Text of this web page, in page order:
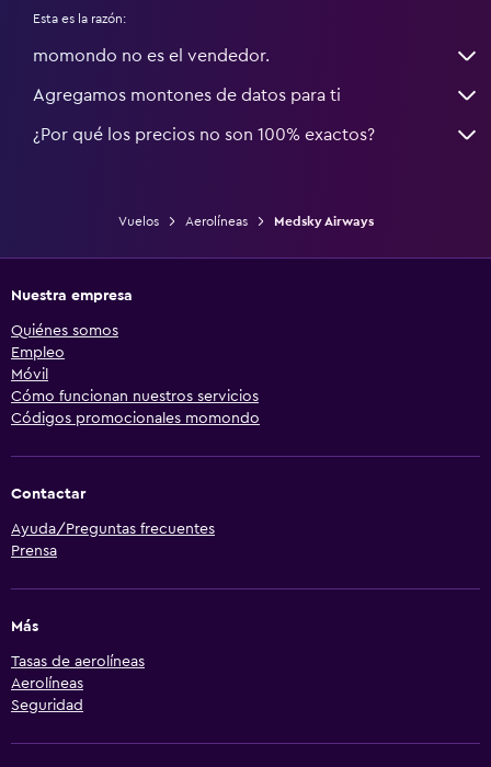
Esta es la razón:
momondo no es el vendedor.
Agregamos montones de datos para ti
¿Por qué los precios no son 100% exactos?
Vuelos Aerolíneas Medsky Airways
Nuestra empresa
Quiénes somos
Empleo
Móvil
Cómo funcionan nuestros servicios
Códigos promocionales momondo
Contactar
Ayuda/Preguntas frecuentes
Prensa
Más
Tasas de aerolíneas
Aerolíneas
Seguridad